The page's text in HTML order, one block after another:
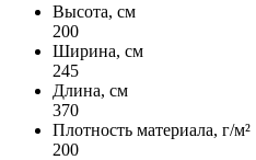
Высота, см
200
Ширина, см
245
Длина, см
370
Плотность материала, г/м²
200